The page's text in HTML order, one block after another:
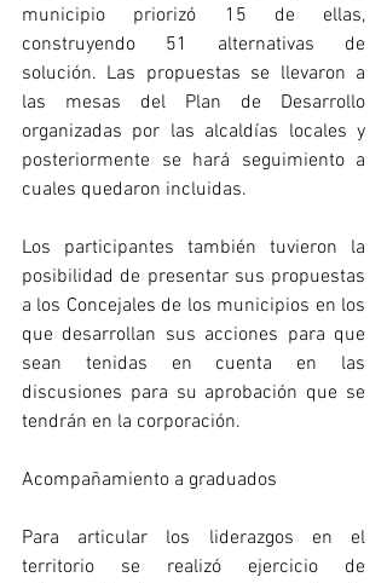
municipio priorizó 15 de ellas,
construyendo 51 alternativas de
solución. Las propuestas se llevaron a
las mesas del Plan de Desarrollo
organizadas por las alcaldías locales y
posteriormente se hará seguimiento a
cuales quedaron incluidas.
Los participantes también tuvieron la
posibilidad de presentar sus propuestas
a los Concejales de los municipios en los
que desarrollan sus acciones para que
sean tenidas en cuenta en las
discusiones para su aprobación que se
tendrán en la corporación.
Acompañamiento a graduados
Para articular los liderazgos en el
territorio se realizó ejercicio de